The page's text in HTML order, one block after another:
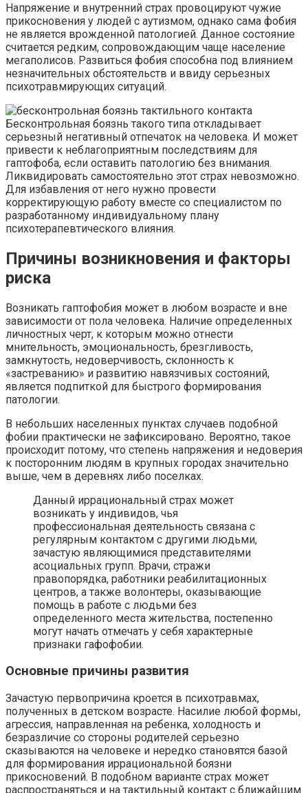
Напряжение и внутренний страх провоцируют чужие
прикосновения у людей с аутизмом, однако сама фобия
не является врожденной патологией. Данное состояние
считается редким, сопровождающим чаще население
мегаполисов. Развиться фобия способна под влиянием
незначительных обстоятельств и ввиду серьезных
психотравмирующих ситуаций.
Бесконтрольная боязнь такого типа откладывает
серьезный негативный отпечаток на человека. И может
привести к неблагоприятным последствиям для
гаптофоба, если оставить патологию без внимания.
Ликвидировать самостоятельно этот страх невозможно.
Для избавления от него нужно провести
корректирующую работу вместе со специалистом по
разработанному индивидуальному плану
психотерапевтического влияния.
Причины возникновения и факторы
риска
Возникать гаптофобия может в любом возрасте и вне
зависимости от пола человека. Наличие определенных
личностных черт, к которым можно отнести
мнительность, эмоциональность, брезгливость,
замкнутость, недоверчивость, склонность к
«застреванию» и развитию навязчивых состояний,
является подпиткой для быстрого формирования
патологии.
В небольших населенных пунктах случаев подобной
фобии практически не зафиксировано. Вероятно, такое
происходит потому, что степень напряжения и недоверия
к посторонним людям в крупных городах значительно
выше, чем в деревнях либо поселках.
Данный иррациональный страх может
возникать у индивидов, чья
профессиональная деятельность связана с
регулярным контактом с другими людьми,
зачастую являющимися представителями
асоциальных групп. Врачи, стражи
правопорядка, работники реабилитационных
центров, а также волонтеры, оказывающие
помощь в работе с людьми без
определенного места жительства, постепенно
могут начать отмечать у себя характерные
признаки гафофобии.
Основные причины развития
Зачастую первопричина кроется в психотравмах,
полученных в детском возрасте. Насилие любой формы,
агрессия, направленная на ребенка, холодность и
безразличие со стороны родителей серьезно
сказываются на человеке и нередко становятся базой
для формирования иррациональной боязни
прикосновений. В подобном варианте страх может
распространяться и на тактильный контакт с ближайшим